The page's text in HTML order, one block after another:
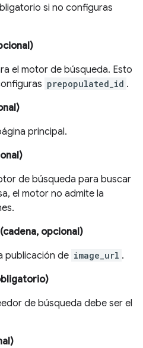
si no configuras
el motor de búsqueda. Esto
prepopulated_id .
principal.
de búsqueda para buscar
el motor no admite la
(cadena, opcional)
publicación de image_url .
de búsqueda debe ser el